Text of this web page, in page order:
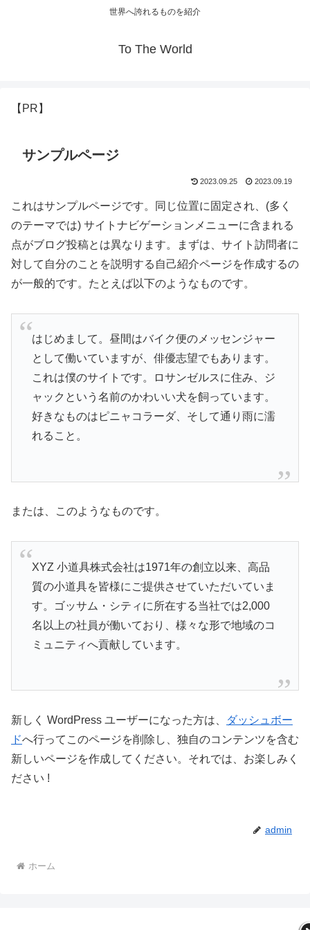
世界へ誇れるものを紹介
To The World
【PR】
サンプルページ
2023.09.25 2023.09.19
これはサンプルページです。同じ位置に固定され、(多く
のテーマでは) サイトナビゲーションメニューに含まれる
点がブログ投稿とは異なります。まずは、サイト訪問者に
対して自分のことを説明する自己紹介ページを作成するの
が一般的です。たとえば以下のようなものです。
はじめまして。昼間はバイク便のメッセンジャー
として働いていますが、俳優志望でもあります。
これは僕のサイトです。ロサンゼルスに住み、ジ
ャックという名前のかわいい犬を飼っています。
好きなものはピニャコラーダ、そして通り雨に濡
れること。
または、このようなものです。
XYZ 小道具株式会社は1971年の創立以来、高品
質の小道具を皆様にご提供させていただいていま
す。ゴッサム・シティに所在する当社では2,000
名以上の社員が働いており、様々な形で地域のコ
ミュニティへ貢献しています。
新しく WordPress ユーザーになった方は、
ダッシュボー
ドへ行ってこのページを削除し、独自のコンテンツを含む
新しいページを作成してください。それでは、お楽しみく
ださい !
admin
ホーム